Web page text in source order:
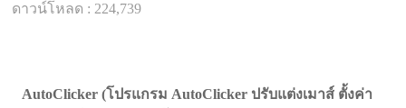
ดาวน์โหลด : 224,739
AutoClicker (โปรแกรม AutoClicker ปรับแต่งเมาส์ ตั้งค่า